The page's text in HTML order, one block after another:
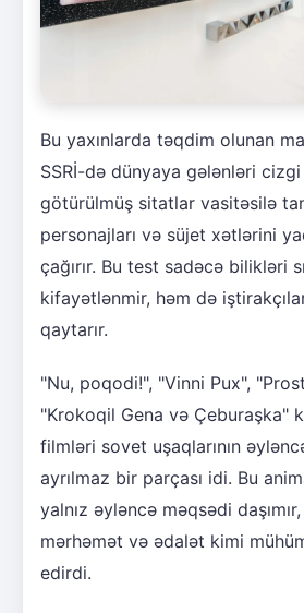
Bu yaxınlarda təqdim olunan
SSRİ-də dünyaya gələnləri
götürülmüş sitatlar vasitəsilə
personajları və süjet xətlərini
çağırır. Bu test sadəcə bilikləri
kifayətlənmir, həm də
qaytarır.
"Nu, poqodi!", "Vinni Pux",
"Krokoqil Gena və Çeburaşka"
filmləri sovet uşaqlarının
ayrılmaz bir parçası idi. Bu
yalnız əyləncə məqsədi
mərhəmət və ədalət kimi
edirdi.